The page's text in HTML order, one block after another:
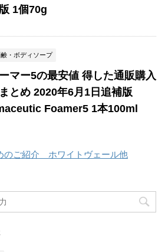
1個70g
・ボディソープ
マー5の最安値 得した通販購入
とめ 2020年6月1日追補版
Foamer5 1本100ml
のご紹介 ホワイトヴェール他